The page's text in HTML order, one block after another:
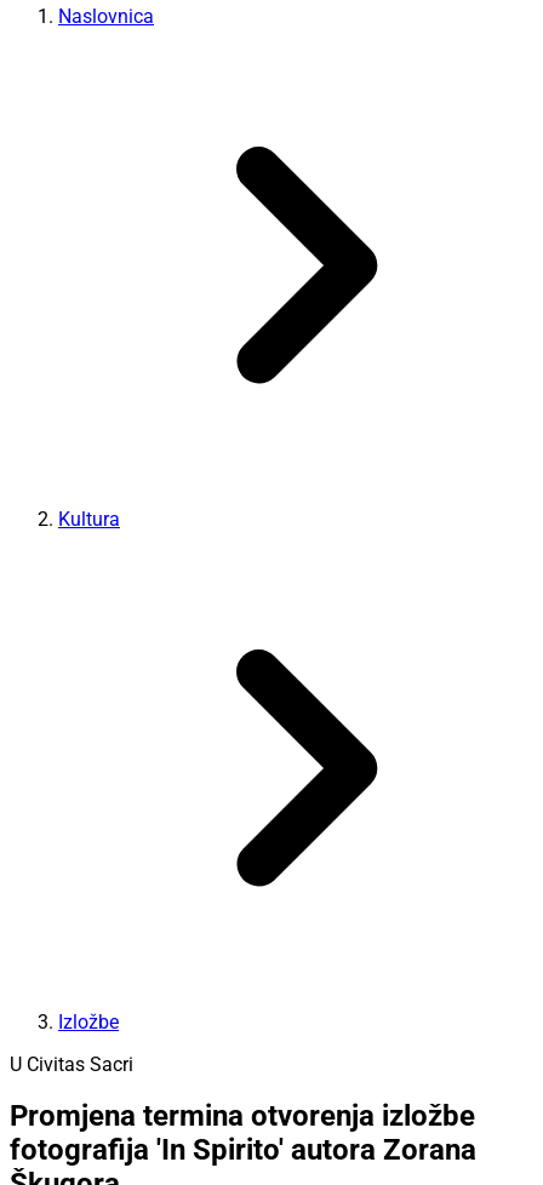
Naslovnica
Kultura
Izložbe
U Civitas Sacri
Promjena termina otvorenja izložbe
fotografija 'In Spirito' autora Zorana